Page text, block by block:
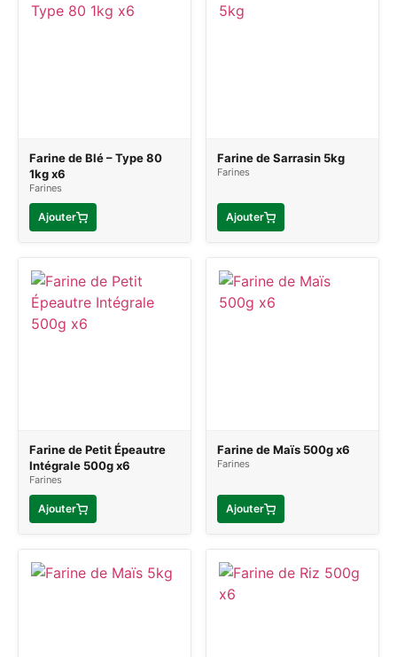
Farine de Blé – Type 80
1kg x6
Farines
Ajouter
Farine de Sarrasin 5kg
Farines
Ajouter
Farine de Petit Épeautre
Intégrale 500g x6
Farines
Ajouter
Farine de Maïs 500g x6
Farines
Ajouter